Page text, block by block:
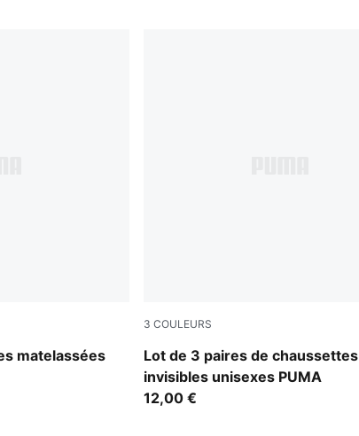
matelassées
3 COULEURS
Lot de 3 paires de chaussettes
invisibles unisexes PUMA
white
12,00 €